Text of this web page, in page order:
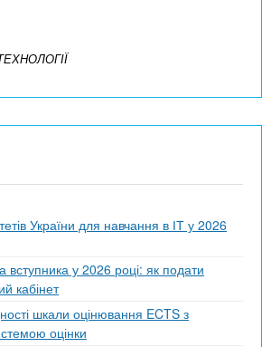
України для навчання в ІТ у 2026
вступника у 2026 році: як подати
кабінет
шкали оцінювання ECTS з
оцінки